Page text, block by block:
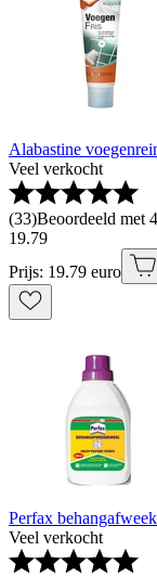
Alabastine
Veel verkocht
(33)Beoordeeld met
19.79
Prijs: 19.79 euro
Perfax
Veel verkocht